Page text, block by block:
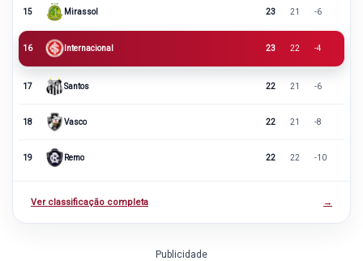
15 Mirassol 23 21 -6
16 Internacional 23 22 -4
17 Santos 22 21 -6
18 Vasco 22 21 -8
19 Remo 22 22 -10
Ver classificação completa →
Publicidade